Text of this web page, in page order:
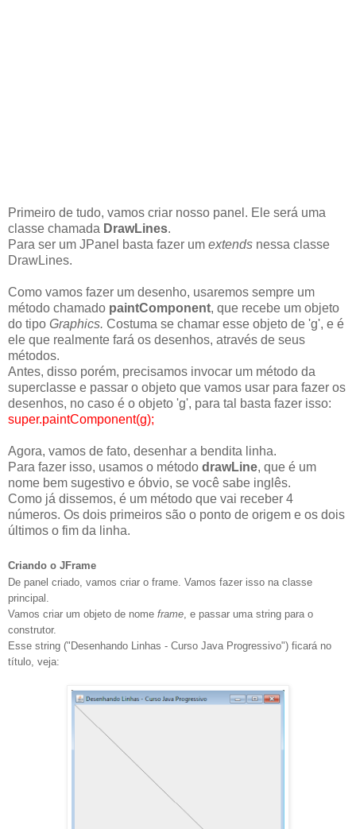
Primeiro de tudo, vamos criar nosso panel. Ele será uma
classe chamada DrawLines.
Para ser um JPanel basta fazer um extends nessa classe
DrawLines.
Como vamos fazer um desenho, usaremos sempre um
método chamado paintComponent, que recebe um objeto
do tipo Graphics. Costuma se chamar esse objeto de 'g', e é
ele que realmente fará os desenhos, através de seus
métodos.
Antes, disso porém, precisamos invocar um método da
superclasse e passar o objeto que vamos usar para fazer os
desenhos, no caso é o objeto 'g', para tal basta fazer isso:
super.paintComponent(g);
Agora, vamos de fato, desenhar a bendita linha.
Para fazer isso, usamos o método drawLine, que é um
nome bem sugestivo e óbvio, se você sabe inglês.
Como já dissemos, é um método que vai receber 4
números. Os dois primeiros são o ponto de origem e os dois
últimos o fim da linha.
Criando o JFrame
De panel criado, vamos criar o frame. Vamos fazer isso na classe
principal.
Vamos criar um objeto de nome frame , e passar uma string para o
construtor.
Esse string ("Desenhando Linhas - Curso Java Progressivo") ficará no
título, veja: